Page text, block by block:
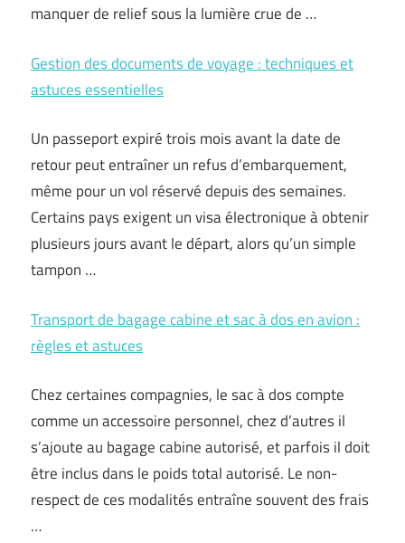
manquer de relief sous la lumière crue de …
Gestion des documents de voyage : techniques et
astuces essentielles
Un passeport expiré trois mois avant la date de
retour peut entraîner un refus d’embarquement,
même pour un vol réservé depuis des semaines.
Certains pays exigent un visa électronique à obtenir
plusieurs jours avant le départ, alors qu’un simple
tampon …
Transport de bagage cabine et sac à dos en avion :
règles et astuces
Chez certaines compagnies, le sac à dos compte
comme un accessoire personnel, chez d’autres il
s’ajoute au bagage cabine autorisé, et parfois il doit
être inclus dans le poids total autorisé. Le non-
respect de ces modalités entraîne souvent des frais
…